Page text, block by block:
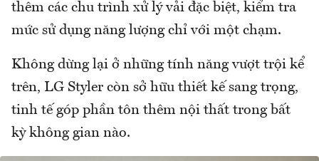
thêm các chu trình xử lý vải đặc biệt, kiểm tra
mức sử dụng năng lượng chỉ với một chạm.
Không dừng lại ở những tính năng vượt trội kể
trên, LG Styler còn sở hữu thiết kế sang trọng,
tinh tế góp phần tôn thêm nội thất trong bất
kỳ không gian nào.